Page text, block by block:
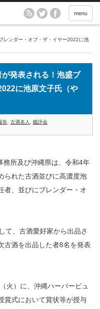
menu
レンダー・オブ・ザ・イヤー2022に池
発表される！泡盛ブ
に池原文子氏（や
告 古酒名人 鑑評会
務所及び沖縄県は、令和4年
られた古酒並びに高濃度泡
者、並びにブレンダー・オ
て、古酒愛好家から出品さ
古酒を出品した者8名を発表
火）に、沖縄ハーバービュ
賞式において賞状等が授与